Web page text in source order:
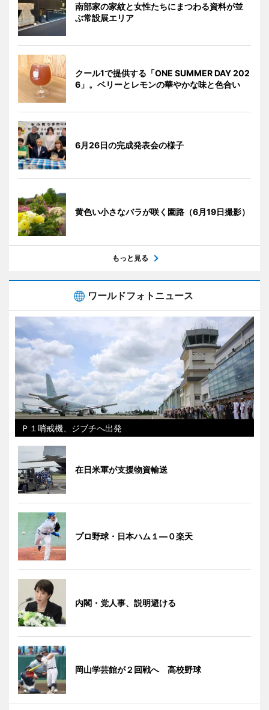
南部家の家紋と女性たちにまつわる資料が並
ぶ常設展エリア
クール1で提供する「ONE SUMMER DAY 202
6」。ベリーとレモンの華やかな味と色合い
6月26日の完成発表会の様子
黄色い小さなバラが咲く園路（6月19日撮影）
もっと見る
ワールドフォトニュース
Ｐ１哨戒機、ジブチへ出発
在日米軍が支援物資輸送
プロ野球・日本ハム１―０楽天
内閣・党人事、説明避ける
岡山学芸館が２回戦へ 高校野球